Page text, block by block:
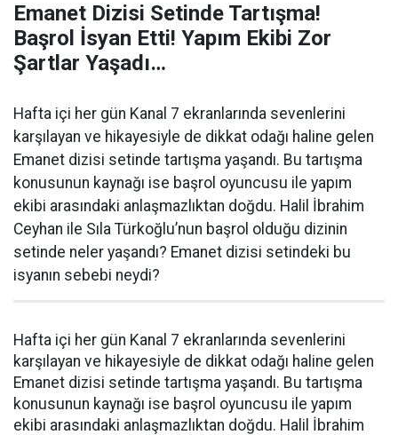
Emanet Dizisi Setinde Tartışma!
Başrol İsyan Etti! Yapım Ekibi Zor
Şartlar Yaşadı…
Hafta içi her gün Kanal 7 ekranlarında sevenlerini
karşılayan ve hikayesiyle de dikkat odağı haline gelen
Emanet dizisi setinde tartışma yaşandı. Bu tartışma
konusunun kaynağı ise başrol oyuncusu ile yapım
ekibi arasındaki anlaşmazlıktan doğdu. Halil İbrahim
Ceyhan ile Sıla Türkoğlu’nun başrol olduğu dizinin
setinde neler yaşandı? Emanet dizisi setindeki bu
isyanın sebebi neydi?
Hafta içi her gün Kanal 7 ekranlarında sevenlerini
karşılayan ve hikayesiyle de dikkat odağı haline gelen
Emanet dizisi setinde tartışma yaşandı. Bu tartışma
konusunun kaynağı ise başrol oyuncusu ile yapım
ekibi arasındaki anlaşmazlıktan doğdu. Halil İbrahim